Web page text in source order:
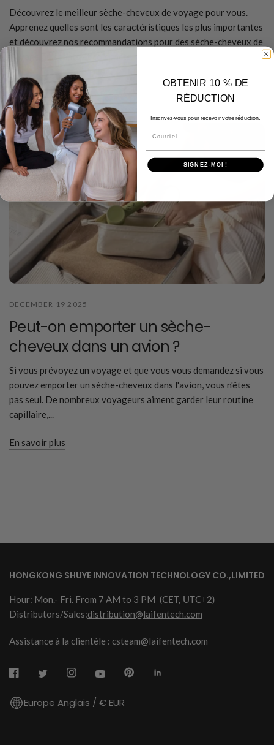
Découvrez le meilleur sèche-cheveux de voyage pour vous.
Apprenez quelles sont les caractéristiques les plus importantes
et découvrez nos recommandations pour des sèche-cheveux de
En savoir plus
DECEMBER 19 2025
Peut-on emporter un sèche-
cheveux dans un avion ?
Si vous prévoyez un voyage et que vous vous demandez si vous
pouvez emporter un sèche-cheveux dans l'avion, vous n'êtes
pas seul. De nombreux voyageurs aiment garder leur routine
capillaire,...
En savoir plus
HONGKONG SHUYE INNOVATION TECHNOLOGY CO.,LIMITED
Hour: Mon.- Fri. From 7 AM to 3 PM (CET, UTC+2)
Distributors/Sales:distribution@laifentech.com
Assistance à la clientèle : csteam@laifentech.com
Europe Anglais / € EUR
OBTENIR 10 % DE
RÉDUCTION
Inscrivez-vous pour recevoir votre réduction.
SIGNEZ-MOI !